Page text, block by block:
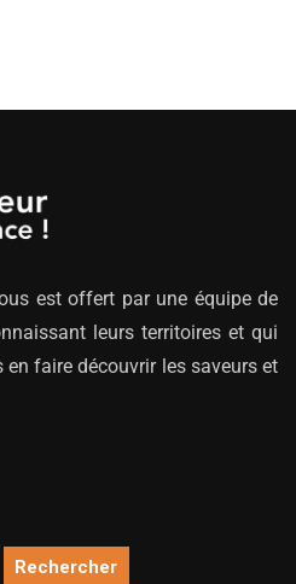
est offert par une équipe de
leurs territoires et qui
faire découvrir les saveurs et
Rechercher